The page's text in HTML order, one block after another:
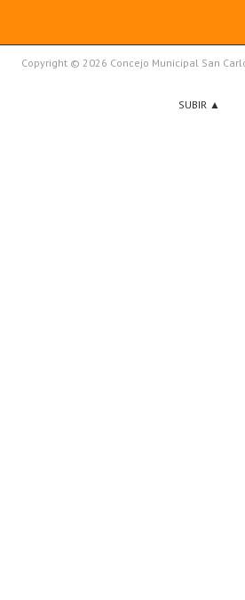
Copyright © 2026 Concejo Municipal San
SUBIR ▲